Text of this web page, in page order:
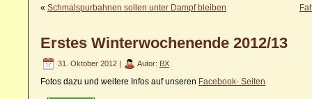
« Schmalspurbahnen sollen unter Dampf bleiben
Erstes Winterwochenende 2012/13
31. Oktober 2012 | Autor: BX
Fotos dazu und weitere Infos auf unseren Facebook- Seiten